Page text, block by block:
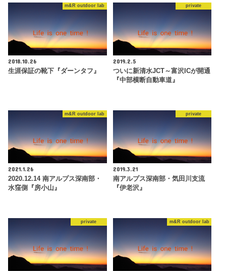
m&R outdoor lab
2018.10.26
生涯保証の靴下『ダーンタフ』
private
2019.2.5
ついに新清水JCT～富沢ICが開通
『中部横断自動車道』
m&R outdoor lab
2021.1.26
2020.12.14 南アルプス深南部・
水窪側『房小山』
private
2019.3.21
南アルプス深南部・気田川支流
『伊老沢』
private m&R outdoor lab